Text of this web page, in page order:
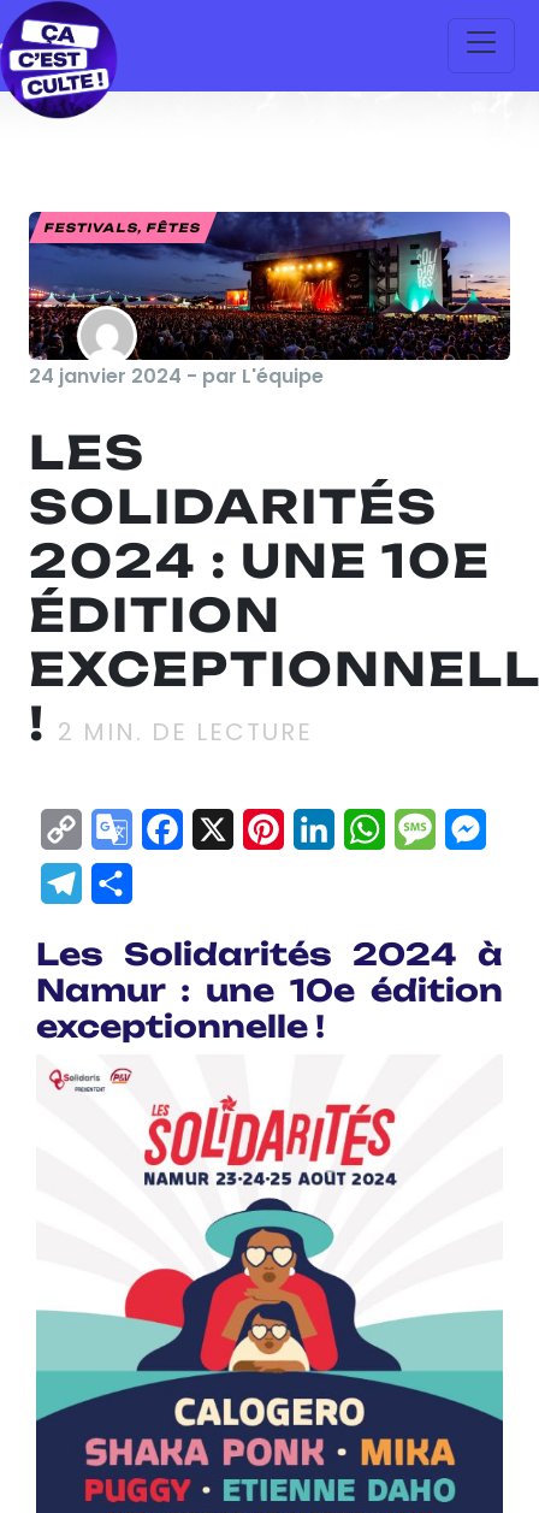
FESTIVALS, FÊTES
24 janvier 2024 - par L'équipe
LES
SOLIDARITÉS
2024 : UNE 10E
ÉDITION
! 2 MIN. DE LECTURE
Copy
Link
GoogleFacebook
X Pinterest
LinkedInWhatsApp
Telegram
Les Solidarités 2024 à
Namur : une 10e édition
exceptionnelle !